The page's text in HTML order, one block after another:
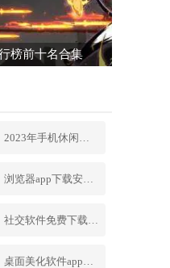
榜前十名合集
2023年手机休闲游戏排行榜前十名
浏览器app下载安装免费官网
社交软件免费下载安装大全最新
桌面美化软件app下载安卓版